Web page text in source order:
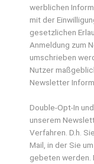
werblichen
mit der
gesetzlichen
Anmeldung zum
umschrieben
Nutzer
Newsletter
Double-Opt-In
unserem
Verfahren. D.h.
Mail, in der Sie
gebeten werden.